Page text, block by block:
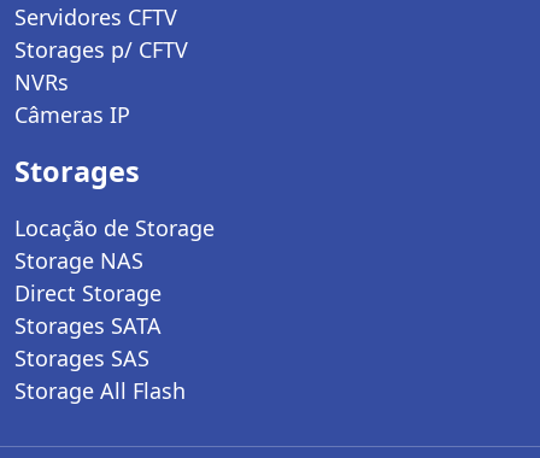
Servidores CFTV
Storages p/ CFTV
NVRs
Câmeras IP
Storages
Locação de Storage
Storage NAS
Direct Storage
Storages SATA
Storages SAS
Storage All Flash